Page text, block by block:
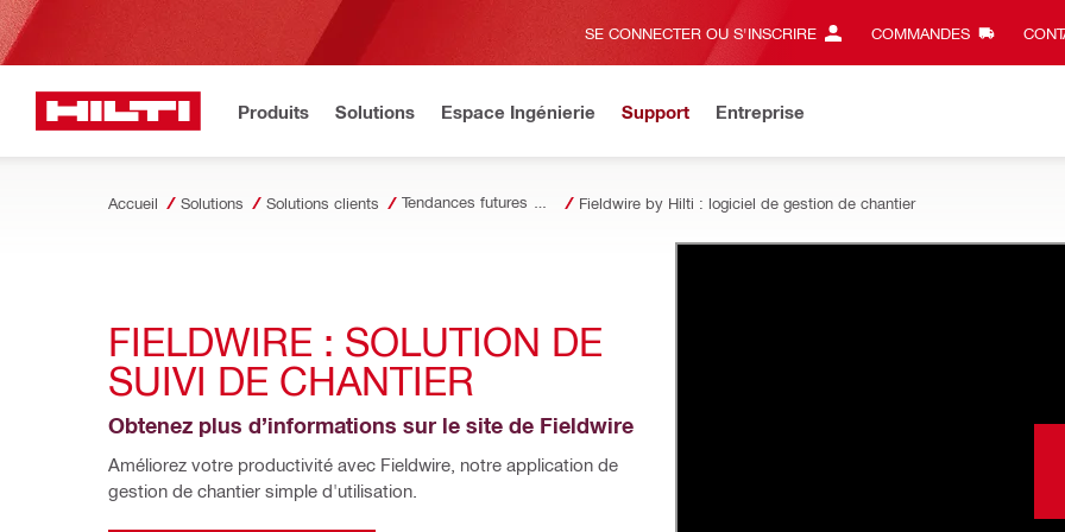
SE CONNECTER OU S'INSCRIRE COMMANDES
Produits Solutions Espace Ingénierie Support Entreprise
Accueil Solutions Solutions clients Fieldwire by Hilti : logiciel de gestion de chantier
FIELDWIRE : SOLUTION DE
SUIVI DE CHANTIER
Obtenez plus d’informations sur le site de Fieldwire
Améliorez votre productivité avec Fieldwire, notre application de
gestion de chantier simple d'utilisation.